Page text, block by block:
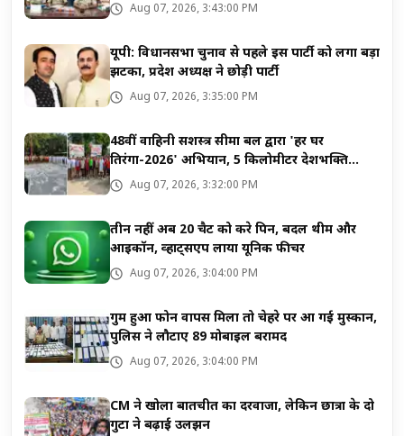
Aug 07, 2026, 3:43:00 PM
यूपी: विधानसभा चुनाव से पहले इस पार्टी को लगा बड़ा
झटका, प्रदेश अध्यक्ष ने छोड़ी पार्टी
Aug 07, 2026, 3:35:00 PM
48वीं वाहिनी सशस्त्र सीमा बल द्वारा 'हर घर
तिरंगा-2026' अभियान, 5 किलोमीटर देशभक्ति
मैराथन का सफल आयोजन
Aug 07, 2026, 3:32:00 PM
तीन नहीं अब 20 चैट को करे पिन, बदलें थीम और
आइकॉन, व्हाट्सएप लाया यूनिक फीचर
Aug 07, 2026, 3:04:00 PM
गुम हुआ फोन वापस मिला तो चेहरे पर आ गई मुस्कान,
पुलिस ने लौटाए 89 मोबाइल बरामद
Aug 07, 2026, 3:04:00 PM
CM ने खोला बातचीत का दरवाजा, लेकिन छात्रों के दो
गुटों ने बढ़ाई उलझन